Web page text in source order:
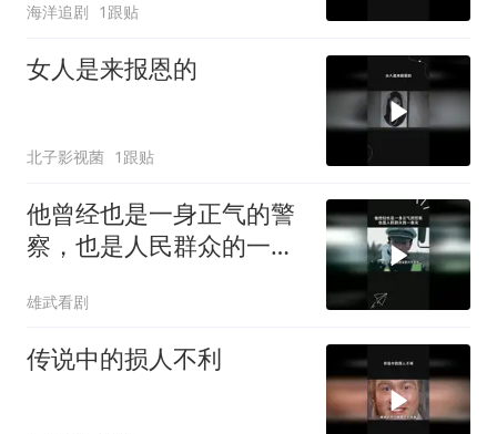
海洋追剧 1跟贴
女人是来报恩的
北子影视菌 1跟贴
他曾经也是一身正气的警
察，也是人民群众的一束
雄武看剧
传说中的损人不利